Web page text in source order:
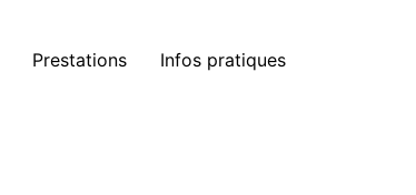
Prestations Infos pratiques